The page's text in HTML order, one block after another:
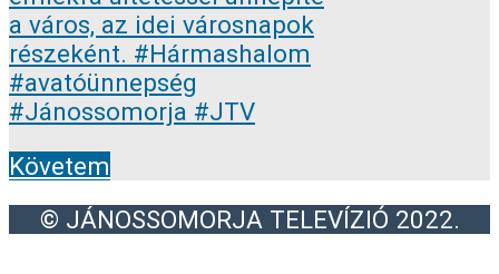
Követem
© JÁNOSSOMORJA TELEVÍZIÓ 2022.